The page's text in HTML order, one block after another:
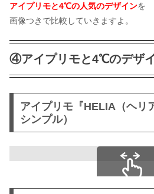
アイプリモと4℃の人気のデザインを
画像つきで比較していきますよ。
④アイプリモと4℃のデザ
アイプリモ『HELIA（ヘリ
シンプル）
スクロールできま